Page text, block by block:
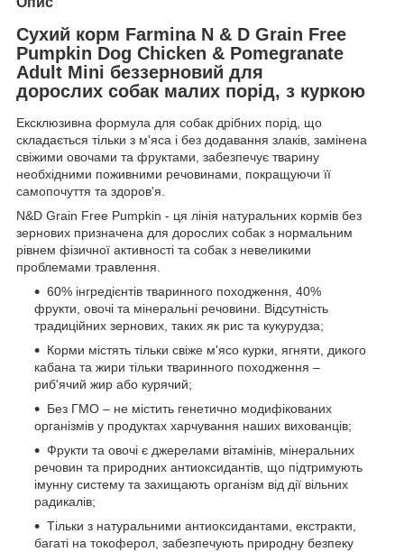
Сухий корм Farmina N & D Grain Free
Pumpkin Dog Chicken & Pomegranate
Adult Mini беззерновий для
дорослих собак малих порід, з куркою
Ексклюзивна формула для собак дрібних порід, що
складається тільки з м'яса і без додавання злаків, замінена
свіжими овочами та фруктами, забезпечує тварину
необхідними поживними речовинами, покращуючи її
самопочуття та здоров'я.
N&D Grain Free Pumpkin - ця лінія натуральних кормів без
зернових призначена для дорослих собак з нормальним
рівнем фізичної активності та собак з невеликими
проблемами травлення.
60% інгредієнтів тваринного походження, 40%
фрукти, овочі та мінеральні речовини. Відсутність
традиційних зернових, таких як рис та кукурудза;
Корми містять тільки свіже м'ясо курки, ягняти, дикого
кабана та жири тільки тваринного походження –
риб'ячий жир або курячий;
Без ГМО – не містить генетично модифікованих
організмів у продуктах харчування наших вихованців;
Фрукти та овочі є джерелами вітамінів, мінеральних
речовин та природних антиоксидантів, що підтримують
імунну систему та захищають організм від дії вільних
радикалів;
Тільки з натуральними антиоксидантами, екстракти,
багаті на токоферол, забезпечують природну безпеку